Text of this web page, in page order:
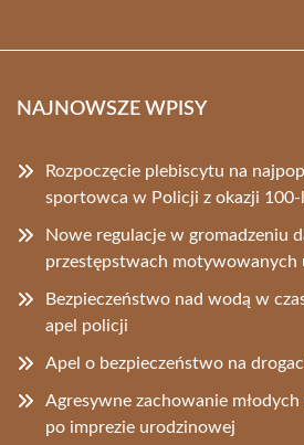
NAJNOWSZE WPISY
Rozpoczęcie plebiscytu na
sportowca w Policji z okazji
Nowe regulacje w gromadzeniu
przestępstwach motywowanych
Bezpieczeństwo nad wodą w
apel policji
Apel o bezpieczeństwo na
Agresywne zachowanie młodych
po imprezie urodzinowej